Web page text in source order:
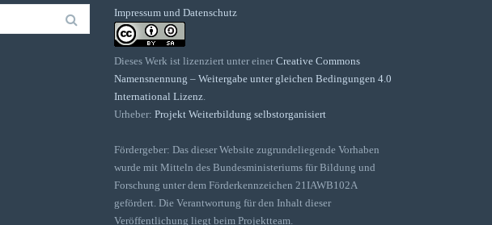
Impressum und Datenschutz
Dieses Werk ist lizenziert unter einerCreative Commons
Namensnennung – Weitergabe unter gleichen Bedingungen 4.0
International Lizenz.
Urheber: Projekt Weiterbildung selbstorganisiert
Fördergeber: Das dieser Website zugrundeliegende Vorhaben
wurde mit Mitteln des Bundesministeriums für Bildung und
Forschung unter dem Förderkennzeichen 21IAWB102A
gefördert. Die Verantwortung für den Inhalt dieser
Veröffentlichung liegt beim Projektteam.